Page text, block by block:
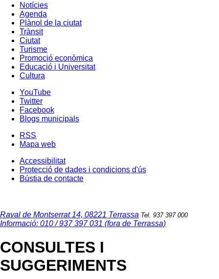
Notícies
Agenda
Plànol de la ciutat
Trànsit
Ciutat
Turisme
Promoció econòmica
Educació i Universitat
Cultura
YouTube
Twitter
Facebook
Blogs municipals
RSS
Mapa web
Accessibilitat
Protecció de dades i condicions d'ús
Bústia de contacte
Raval de Montserrat 14, 08221 Terrassa Tel. 937 397 000
Informació: 010 / 937 397 031 (fora de Terrassa)
CONSULTES I
SUGGERIMENTS